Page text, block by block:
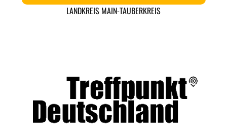
LANDKREIS MAIN-TAUBERKREIS